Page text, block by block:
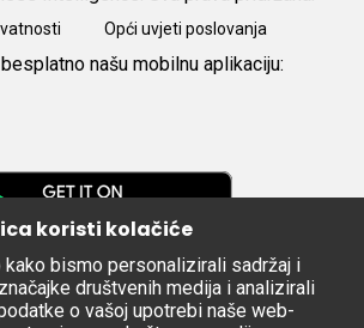
Opći uvjeti poslovanja
našu mobilnu aplikaciju:
koristi kolačiće
bismo personalizirali sadržaj i
društvenih medija i analizirali
o vašoj upotrebi naše web-